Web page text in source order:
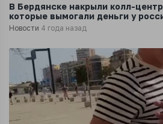
В Бердянске накрыли колл-
которые вымогали деньги у
Новости 4 года назад